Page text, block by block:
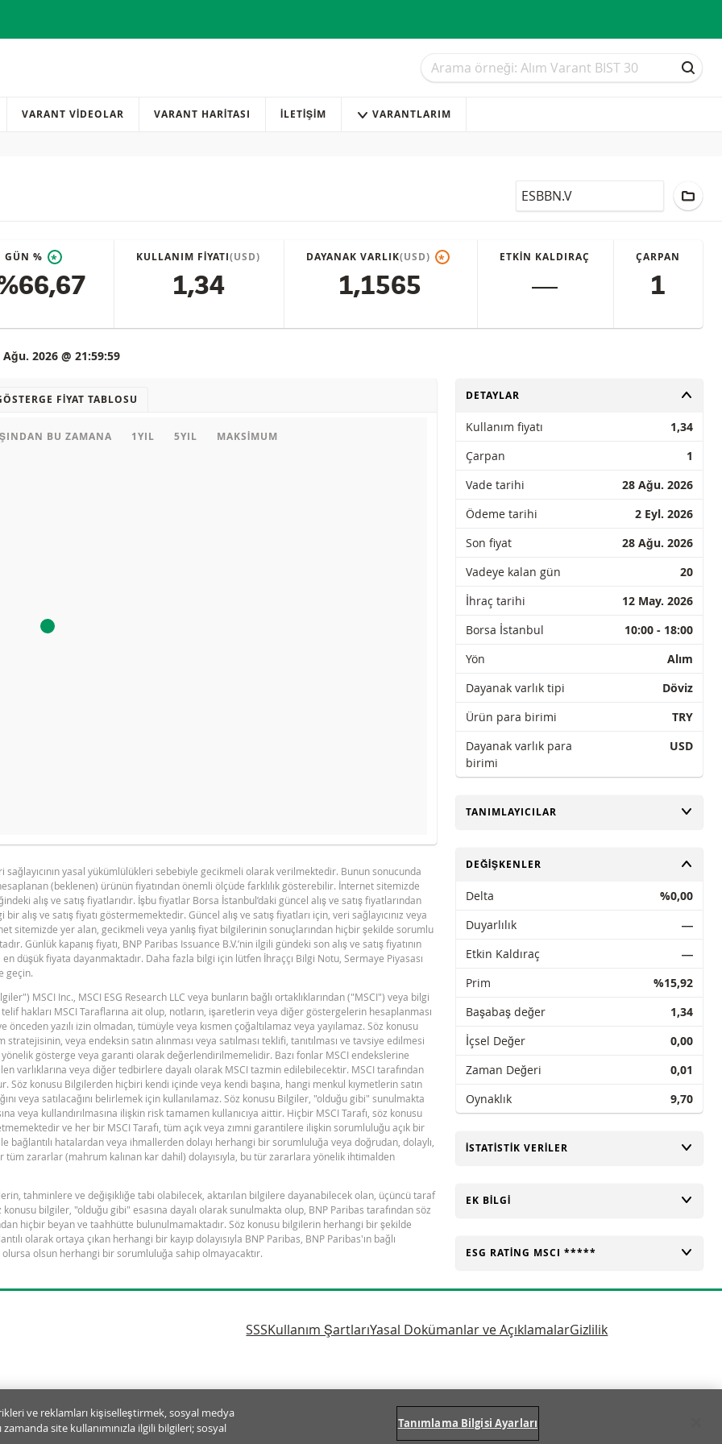
Arama
Arama
VARANT VİDEOLAR VARANT HARİTASI İLETIŞIM VARANTLARIM
LocalCode
GÜN % * KULLANIM FIYATI(USD)
1,34
DAYANAK VARLIK(USD) *
1,1565
ETKIN KALDIRAÇ
―
ÇARPAN
1
Ağu. 2026 @ 21:59:59
FIYAT TABLOSU
BU ZAMANA 1YIL 5YIL MAKSIMUM
primi doğru hesaplanamayacak kadar düşüktü, hesap makinesini devre dışı bıraktık.
BNPP SPK ONAYLI SERMAYE PIYASASI
ARACI NOTU (12 MAYIS 2026 IHRACI) 1
PDF
BNPP SPK ONAYLI SERMAYE PIYASASI
ARACI NOTU (12 MAYIS 2026 IHRACI) 2
ve herhangi bir BNP Paribas Grup şirketinin bu tür bir teklifine veya taahhüdüne konu olamaz.
VARANT GÖSTERGE FIYAT SEVIYESI
0,281
0,207
0,104
0,071
0,047
0,030
0,019
0,011
0,002
0,001
0,001
0,000
0,000
yasal yükümlülükleri sebebiyle gecikmeli olarak verilmektedir. Bunun sonucunda
(beklenen) ürünün fiyatından önemli ölçüde farklılık gösterebilir. İnternet sitemizde
alış ve satış fiyatlarıdır. İşbu fiyatlar Borsa İstanbul’daki güncel alış ve satış fiyatlarından
ve satış fiyatı göstermemektedir. Güncel alış ve satış fiyatları için, veri sağlayıcınız veya
sitemizde yer alan, gecikmeli veya yanlış fiyat bilgilerinin sonuçlarından hiçbir şekilde sorumlu
Günlük kapanış fiyatı, BNP Paribas Issuance B.V.’nin ilgili gündeki son alış ve satış fiyatının
düşük fiyata dayanmaktadır. Daha fazla bilgi için lütfen İhraççı Bilgi Notu, Sermaye Piyasası
geçin.
MSCI Inc., MSCI ESG Research LLC veya bunların bağlı ortaklıklarından ("MSCI") veya bilgi
hakları MSCI Taraflarına ait olup, notların, işaretlerin veya diğer göstergelerin hesaplanması
yazılı izin olmadan, tümüyle veya kısmen çoğaltılamaz veya yayılamaz. Söz konusu
veya endeksin satın alınması veya satılması teklifi, tanıtılması ve tavsiye edilmesi
gösterge veya garanti olarak değerlendirilmemelidir. Bazı fonlar MSCI endekslerine
varlıklarına veya diğer tedbirlere dayalı olarak MSCI tazmin edilebilecektir. MSCI tarafından
konusu Bilgilerden hiçbiri kendi içinde veya kendi başına, hangi menkul kıymetlerin satın
veya satılacağını belirlemek için kullanılamaz. Söz konusu Bilgiler, "olduğu gibi" sunulmakta
veya kullandırılmasına ilişkin risk tamamen kullanıcıya aittir. Hiçbir MSCI Tarafı, söz konusu
ve her bir MSCI Tarafı, tüm açık veya zımni garantilere ilişkin sorumluluğu açık bir
hatalardan veya ihmallerden dolayı herhangi bir sorumluluğa veya doğrudan, dolaylı,
zararlar (mahrum kalınan kar dahil) dolayısıyla, bu tür zararlara yönelik ihtimalden
tahminlere ve değişikliğe tabi olabilecek, aktarılan bilgilere dayanabilecek olan, üçüncü taraf
bilgiler, "olduğu gibi" esasına dayalı olarak sunulmakta olup, BNP Paribas tarafından söz
hiçbir beyan ve taahhütte bulunulmamaktadır. Söz konusu bilgilerin herhangi bir şekilde
olarak ortaya çıkan herhangi bir kayıp dolayısıyla BNP Paribas, BNP Paribas'ın bağlı
olsun herhangi bir sorumluluğa sahip olmayacaktır.
AÇ
DETAYLAR
Kullanım fiyatı
1,34
Çarpan
1
Vade tarihi
28 Ağu. 2026
Ödeme tarihi
2 Eyl. 2026
Son fiyat
28 Ağu. 2026
Vadeye kalan gün
20
İhraç tarihi
12 May. 2026
Borsa İstanbul
10:00 - 18:00
Yön
Alım
Dayanak varlık tipi
Döviz
Ürün para birimi
TRY
Dayanak varlık para
birimi
USD
AÇ
TANIMLAYICILAR
AÇ
DEĞIŞKENLER
Delta
%0,00
Duyarlılık
―
Etkin Kaldıraç
―
Prim
%15,92
Başabaş değer
1,34
İçsel Değer
0,00
Zaman Değeri
0,01
Oynaklık
9,70
AÇ
İSTATISTIK VERILER
AÇ
EK BILGI
AÇ
ESG RATING MSCI *****
SSSKullanım ŞartlarıYasal Dokümanlar ve AçıklamalarGizlilik
TIKLAYINIZ: KOTASYON VERİLMEYEN DURUMLAR
ve reklamları kişiselleştirmek, sosyal medya
site kullanımınızla ilgili bilgileri; sosyal
Tanımlama Bilgisi Ayarları